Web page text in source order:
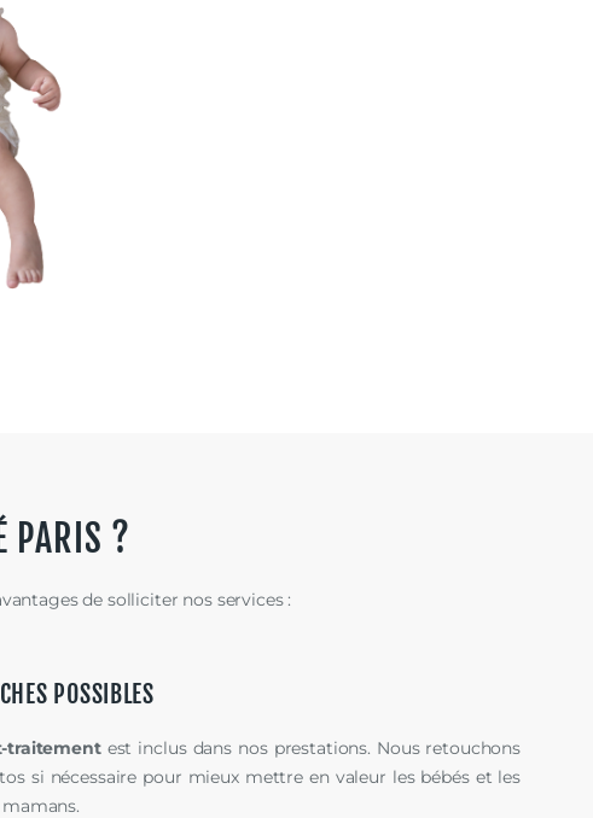
PARIS ?
de solliciter nos services :
POSSIBLES
traitementest inclus dans nos prestations. Nous retouchons
si nécessaire pour mieux mettre en valeur les bébés et les